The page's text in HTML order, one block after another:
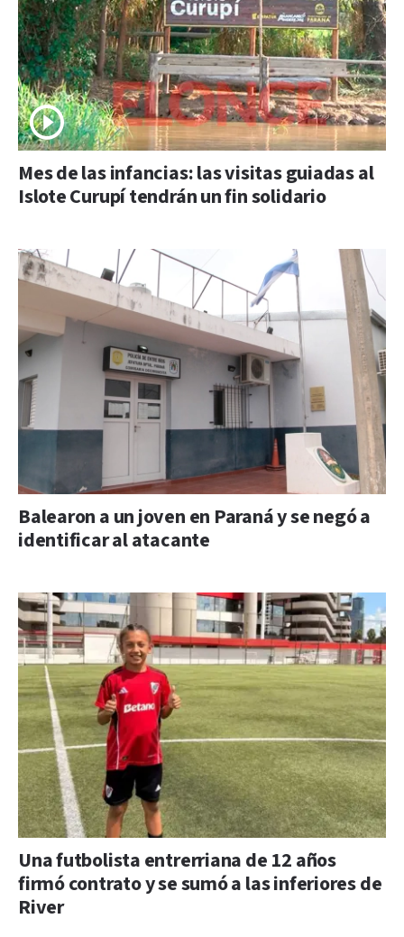
Mes de las infancias: las visitas guiadas al
Islote Curupí tendrán un fin solidario
Balearon a un joven en Paraná y se negó a
identificar al atacante
Una futbolista entrerriana de 12 años
firmó contrato y se sumó a las inferiores de
River